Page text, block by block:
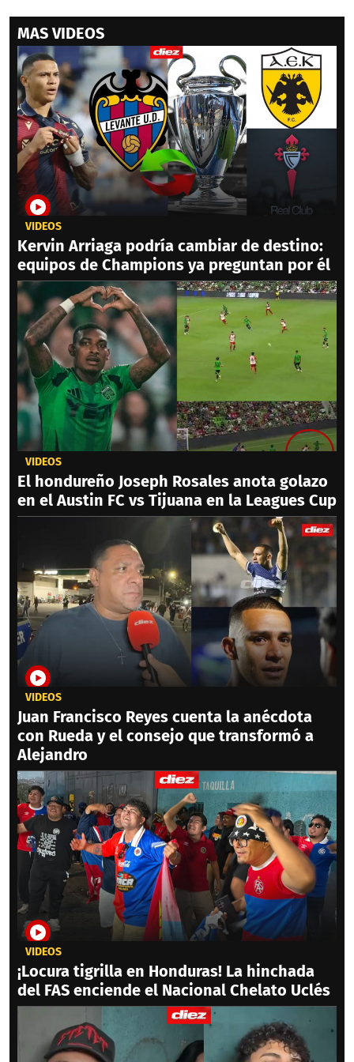
MAS VIDEOS
VIDEOS
Kervin Arriaga podría cambiar de destino:
equipos de Champions ya preguntan por él
VIDEOS
El hondureño Joseph Rosales anota golazo
en el Austin FC vs Tijuana en la Leagues Cup
VIDEOS
Juan Francisco Reyes cuenta la anécdota
con Rueda y el consejo que transformó a
Alejandro
VIDEOS
¡Locura tigrilla en Honduras! La hinchada
del FAS enciende el Nacional Chelato Uclés